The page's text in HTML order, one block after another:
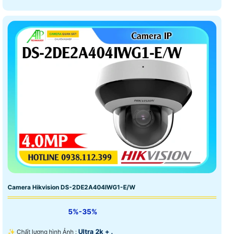
Camera Hikvision DS-2DE2A404IWG1-E/W
5%-35%
✨ Chất lượng hình Ảnh : Ultra 2k + .